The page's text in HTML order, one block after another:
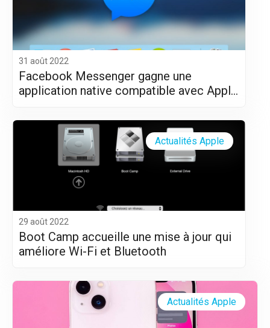
31 août 2022
Facebook Messenger gagne une
application native compatible avec Apple
29 août 2022
Boot Camp accueille une mise à jour qui
améliore Wi-Fi et Bluetooth
Actualités Apple
Actualités Apple